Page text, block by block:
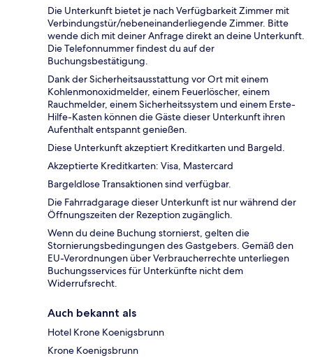
Die Unterkunft bietet je nach Verfügbarkeit Zimmer mit
Verbindungstür/nebeneinanderliegende Zimmer. Bitte
wende dich mit deiner Anfrage direkt an deine Unterkunft.
Die Telefonnummer findest du auf der
Buchungsbestätigung.
Dank der Sicherheitsausstattung vor Ort mit einem
Kohlenmonoxidmelder, einem Feuerlöscher, einem
Rauchmelder, einem Sicherheitssystem und einem Erste-
Hilfe-Kasten können die Gäste dieser Unterkunft ihren
Aufenthalt entspannt genießen.
Diese Unterkunft akzeptiert Kreditkarten und Bargeld.
Akzeptierte Kreditkarten: Visa, Mastercard
Bargeldlose Transaktionen sind verfügbar.
Die Fahrradgarage dieser Unterkunft ist nur während der
Öffnungszeiten der Rezeption zugänglich.
Wenn du deine Buchung stornierst, gelten die
Stornierungsbedingungen des Gastgebers. Gemäß den
EU-Verordnungen über Verbraucherrechte unterliegen
Buchungsservices für Unterkünfte nicht dem
Widerrufsrecht.
Auch bekannt als
Hotel Krone Koenigsbrunn
Krone Koenigsbrunn